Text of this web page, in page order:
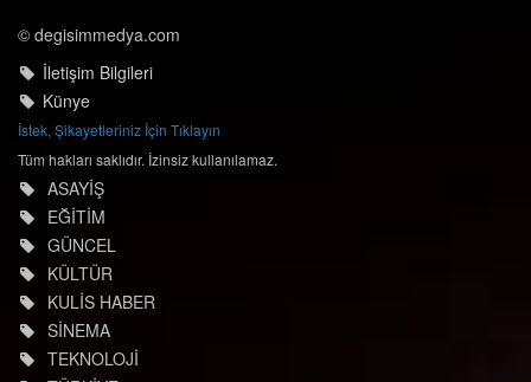
© degisimmedya.com
İletişim Bilgileri
Künye
İstek, Şikayetleriniz İçin Tıklayın
Tüm hakları saklıdır. İzinsiz kullanılamaz.
ASAYİŞ
EĞİTİM
GÜNCEL
KÜLTÜR
KULİS HABER
SİNEMA
TEKNOLOJİ